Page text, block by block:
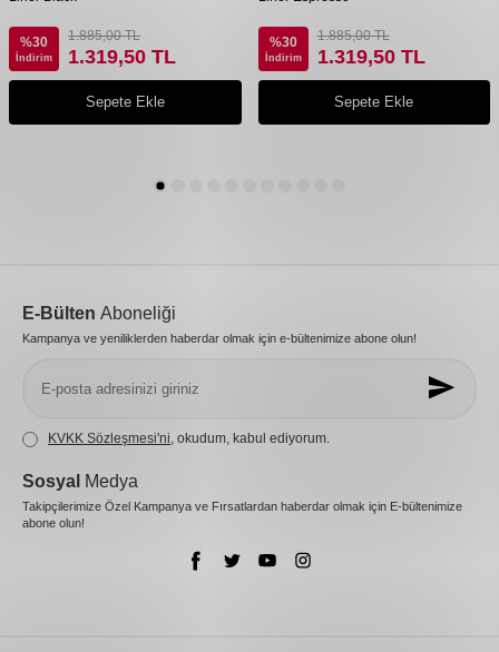
%30
İndirim
1.885,00TL
1.319,50 TL
Sepete Ekle
%30
İndirim
1.885,00TL
1.319,50TL
Sepete Ekle
E-Bülten Aboneliği
Kampanya ve yeniliklerden haberdar olmak için e-bültenimize abone olun!
KVKK Sözleşmesi'ni , okudum, kabul ediyorum.
Sosyal Medya
Takipçilerimize Özel Kampanya ve Fırsatlardan haberdar olmak için E-bültenimize
abone olun!